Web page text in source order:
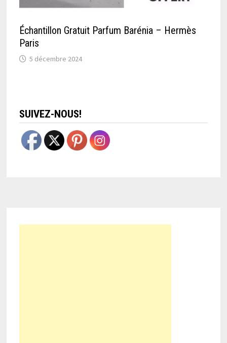
Échantillon Gratuit Parfum Barénia – Hermès
Paris
5 décembre 2024
SUIVEZ-NOUS!